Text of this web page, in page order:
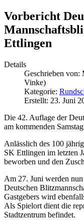
Vorbericht
Ettlingen
Details
Geschrieben von:
Vinke)
Kategorie:
Erstellt: 23. Juni
Die 42. Auflage der
am kommenden
Anlässlich des 100
SK Ettlingen im letzten
beworben und den
Am 27. Juni werden
Deutschen
Gastgebers wird
Als Spielort dient die
Stadtzentrum befindet.